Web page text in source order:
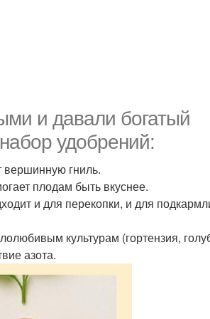
и давали богатый
удобрений:
вершинную гниль.
плодам быть вкуснее.
и для перекопки, и для
культурам (гортензия,
азота.